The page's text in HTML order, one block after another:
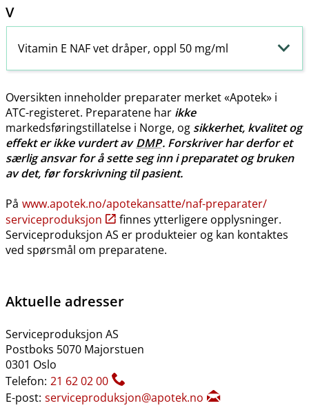
V
Vitamin E NAF vet dråper, oppl 50 mg/ml
Oversikten inneholder preparater merket «Apotek» i
ATC-registeret. Preparatene har ikke
markedsføringstillatelse i Norge, og sikkerhet, kvalitet og
effekt er ikke vurdert avDMP. Forskriver har derfor et
særlig ansvar for å sette seg inn i preparatet og bruken
av det, før forskrivning til pasient.
På www.apotek.no​/​apotekansatte​/​naf-preparater​/​
serviceproduksjon
finnes ytterligere opplysninger.
Serviceproduksjon AS er produkteier og kan kontaktes
ved spørsmål om preparatene.
Aktuelle adresser
Serviceproduksjon AS
Postboks 5070 Majorstuen
0301 Oslo
Telefon: 21 62 02 00
E-post: serviceproduksjon@apotek.no